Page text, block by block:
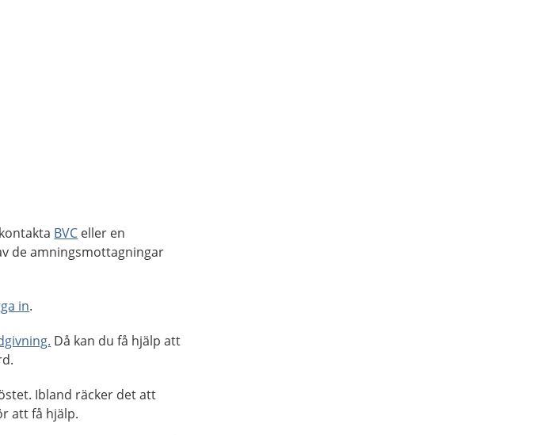
BVC eller en
de amningsmottagningar
in.
Då kan du få hjälp att
Ibland räcker det att
att få hjälp.